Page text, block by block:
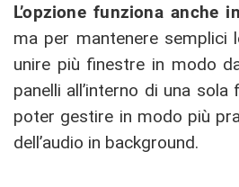
L’opzione funziona anche
ma per mantenere semplici
unire più finestre in modo
panelli all’interno di una
poter gestire in modo più
dell’audio in background.